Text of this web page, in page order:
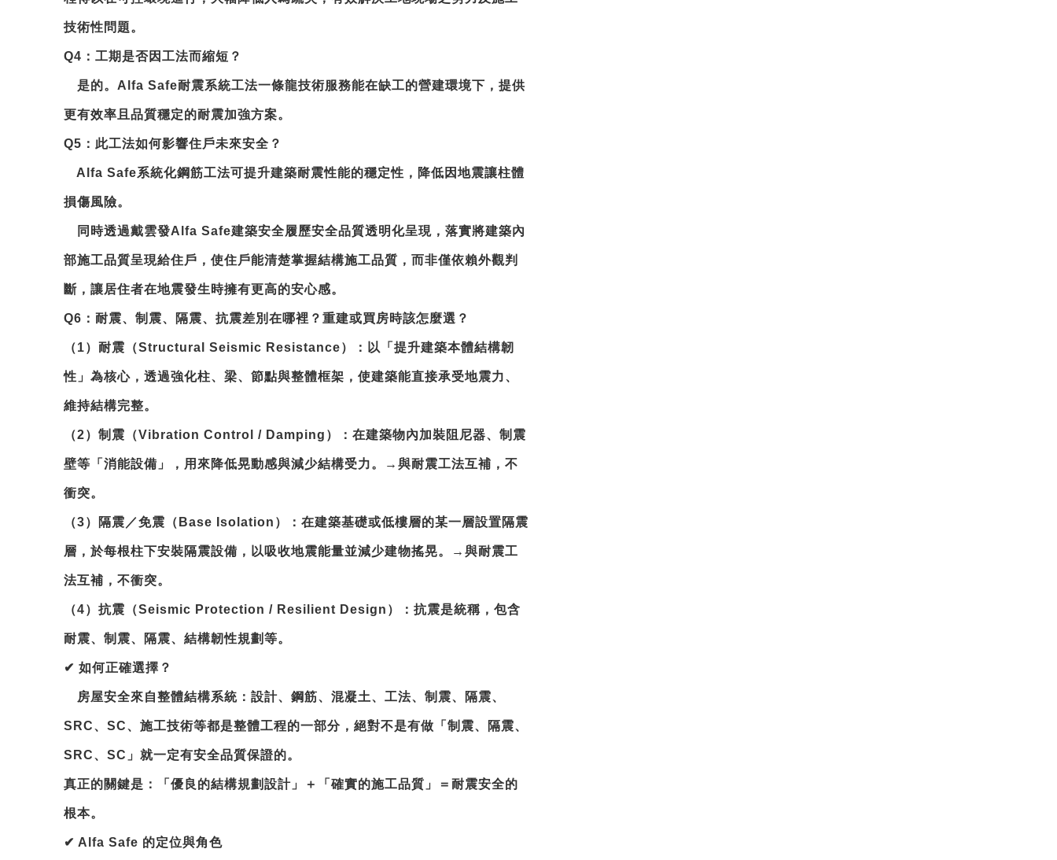
技術性問題。
Q4 ：工期是否因工法而縮短？
是的。Alfa Safe耐震系統工法一條龍技術服務能在缺工的營建環境下，提供
更有效率且品質穩定的耐震加強方案。
Q5 ：此工法如何影響住戶未來安全？
Alfa Safe系統化鋼筋工法可提升建築耐震性能的穩定性，降低因地震讓柱體
損傷風險。
同時透過戴雲發Alfa Safe建築安全履歷安全品質透明化呈現，落實將建築內
部施工品質呈現給住戶，使住戶能清楚掌握結構施工品質，而非僅依賴外觀判
斷，讓居住者在地震發生時擁有更高的安心感。
Q6 ：耐震、制震、隔震、抗震差別在哪裡？重建或買房時該怎麼選？
（1）耐震（Structural Seismic Resistance）：以「提升建築本體結構韌
性」為核心，透過強化柱、梁、節點與整體框架，使建築能直接承受地震力、
維持結構完整。
（2）制震（Vibration Control / Damping）：在建築物內加裝阻尼器、制震
壁等「消能設備」，用來降低晃動感與減少結構受力。→與耐震工法互補，不
衝突。
（3）隔震／免震（Base Isolation）：在建築基礎或低樓層的某一層設置隔震
層，於每根柱下安裝隔震設備，以吸收地震能量並減少建物搖晃。→與耐震工
法互補，不衝突。
（4）抗震（Seismic Protection / Resilient Design）：抗震是統稱，包含
耐震、制震、隔震、結構韌性規劃等。
✔ 如何正確選擇？
房屋安全來自整體結構系統：設計、鋼筋、混凝土、工法、制震、隔震、
SRC、SC、施工技術等都是整體工程的一部分，絕對不是有做「制震、隔震、
SRC、SC」就一定有安全品質保證的。
真正的關鍵是： 「優良的結構規劃設計」＋「確實的施工品質」＝耐震安全的
根本。
✔ Alfa Safe 的定位與角色